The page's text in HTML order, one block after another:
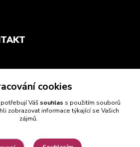
cookies
Váš souhlas s použitím souborů
zobrazovat informace týkající se Vašich
zájmů.